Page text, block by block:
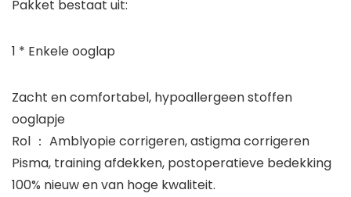
Pakket bestaat uit:
1 * Enkele ooglap
Zacht en comfortabel, hypoallergeen stoffen
ooglapje
Rol ： Amblyopie corrigeren, astigma corrigeren
Pisma, training afdekken, postoperatieve bedekking
100% nieuw en van hoge kwaliteit.